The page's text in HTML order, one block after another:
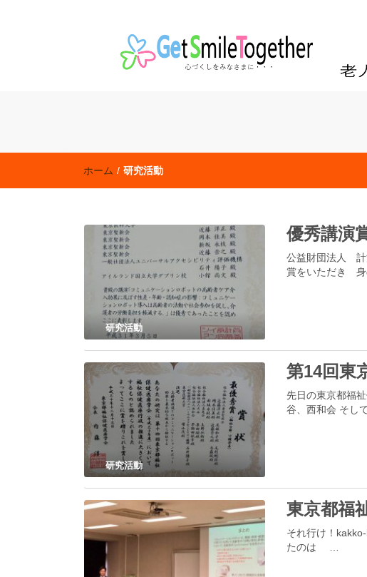
ホーム / 研究活動
研究活動
優秀講演
公益財団法人 計
賞をいただき 身
研究活動
第14回東
先日の東京都福
谷、西和会 そし
東京都福
それ行け！
たのは …